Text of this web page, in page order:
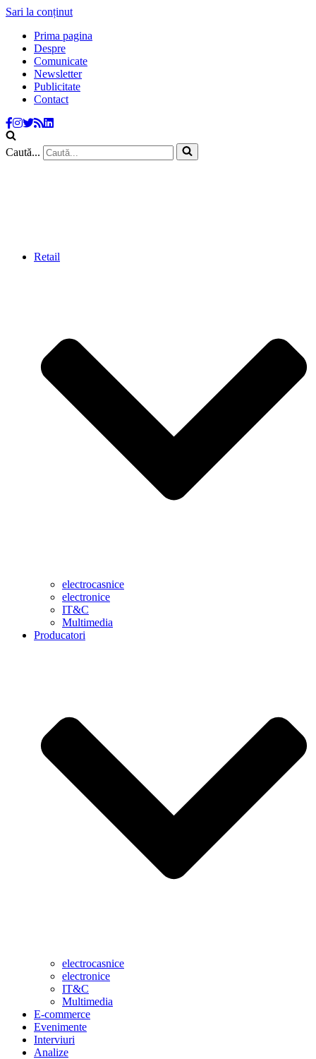
Sari la conținut
Prima pagina
Despre
Comunicate
Newsletter
Publicitate
Contact
Caută...
Retail
electrocasnice
electronice
IT&C
Multimedia
Producatori
electrocasnice
electronice
IT&C
Multimedia
E-commerce
Evenimente
Interviuri
Analize